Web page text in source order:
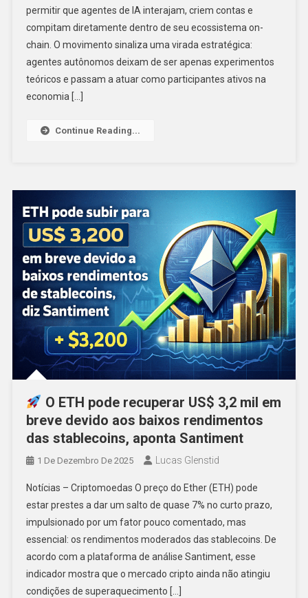
permitir que agentes de IA interajam, criem contas e
compitam diretamente dentro de seu ecossistema on-
chain. O movimento sinaliza uma virada estratégica:
agentes autônomos deixam de ser apenas experimentos
teóricos e passam a atuar como participantes ativos na
economia […]
Continue Reading...
O ETH pode recuperar US$ 3,2 mil em
breve devido aos baixos rendimentos
das stablecoins, aponta Santiment
1 De Dezembro De 2025 Lucas Glenstid
Notícias – Criptomoedas O preço do Ether (ETH) pode
estar prestes a dar um salto de quase 7% no curto prazo,
impulsionado por um fator pouco comentado, mas
essencial: os rendimentos moderados das stablecoins. De
acordo com a plataforma de análise Santiment, esse
indicador mostra que o mercado cripto ainda não atingiu
condições de superaquecimento […]